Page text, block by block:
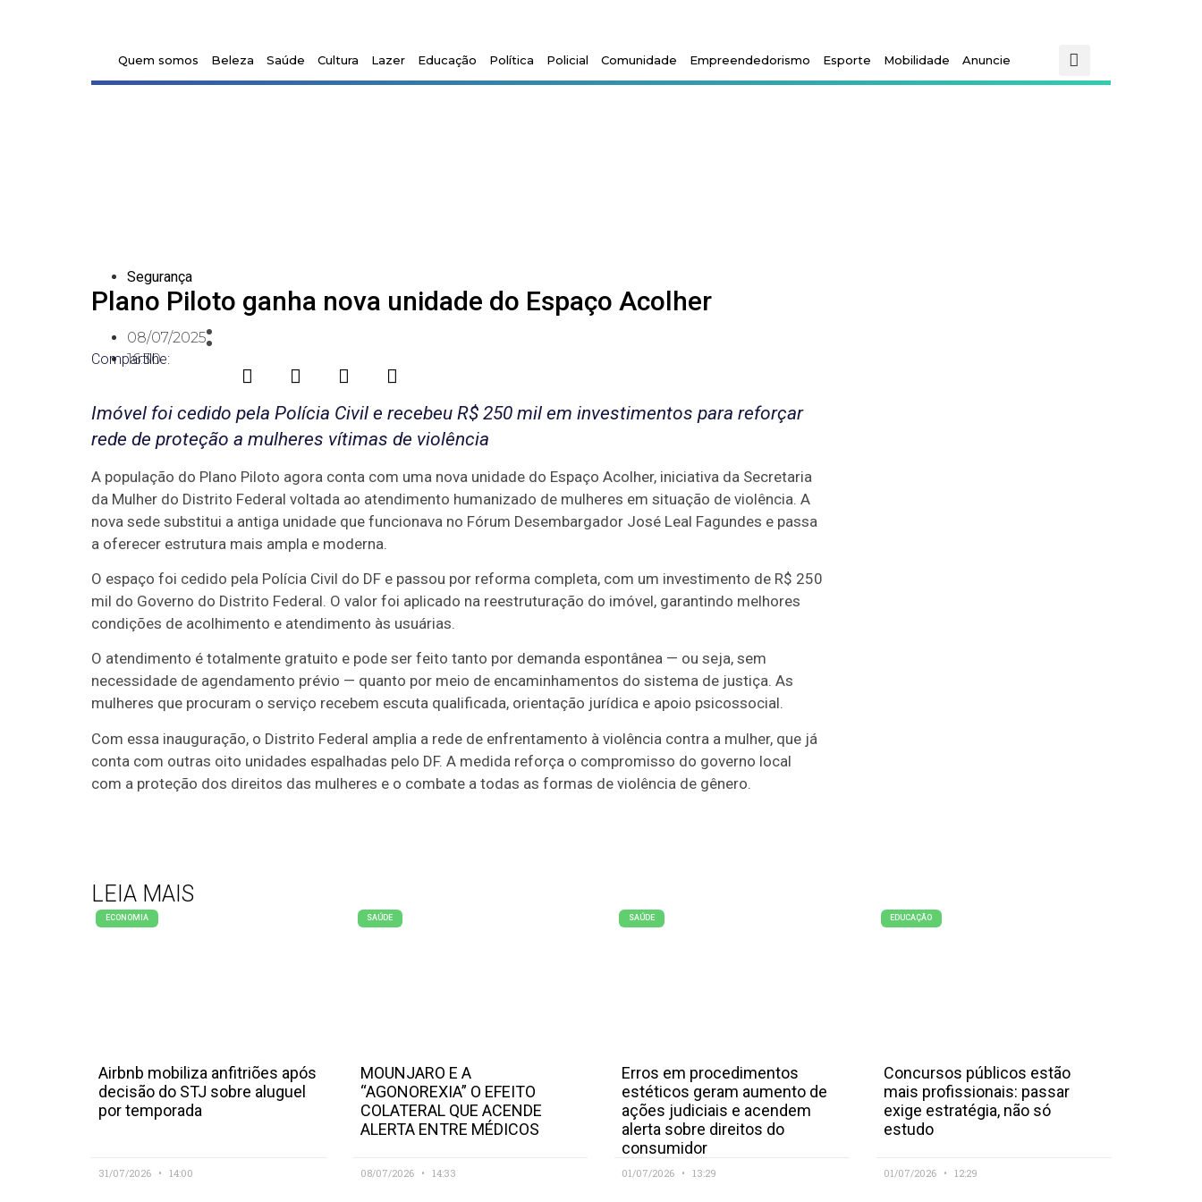
Quem somos Beleza Saúde Cultura Lazer Educação Política Policial Comunidade Empreendedorismo Esporte Mobilidade Anuncie
Segurança
Plano Piloto ganha nova unidade do Espaço Acolher
08/07/2025
16:30
Compartilhe:
Imóvel foi cedido pela Polícia Civil e recebeu R$ 250 mil em investimentos para reforçar
rede de proteção a mulheres vítimas de violência
A população do Plano Piloto agora conta com uma nova unidade do Espaço Acolher, iniciativa da Secretaria
da Mulher do Distrito Federal voltada ao atendimento humanizado de mulheres em situação de violência. A
nova sede substitui a antiga unidade que funcionava no Fórum Desembargador José Leal Fagundes e passa
a oferecer estrutura mais ampla e moderna.
O espaço foi cedido pela Polícia Civil do DF e passou por reforma completa, com um investimento de R$ 250
mil do Governo do Distrito Federal. O valor foi aplicado na reestruturação do imóvel, garantindo melhores
condições de acolhimento e atendimento às usuárias.
O atendimento é totalmente gratuito e pode ser feito tanto por demanda espontânea — ou seja, sem
necessidade de agendamento prévio — quanto por meio de encaminhamentos do sistema de justiça. As
mulheres que procuram o serviço recebem escuta qualificada, orientação jurídica e apoio psicossocial.
Com essa inauguração, o Distrito Federal amplia a rede de enfrentamento à violência contra a mulher, que já
conta com outras oito unidades espalhadas pelo DF. A medida reforça o compromisso do governo local
com a proteção dos direitos das mulheres e o combate a todas as formas de violência de gênero.
LEIA MAIS
ECONOMIA
Airbnb mobiliza anfitriões após
decisão do STJ sobre aluguel
por temporada
31/07/2026 14:00
SAÚDE
MOUNJARO E A
“AGONOREXIA” O EFEITO
COLATERAL QUE ACENDE
ALERTA ENTRE MÉDICOS
08/07/2026 14:33
SAÚDE
Erros em procedimentos
estéticos geram aumento de
ações judiciais e acendem
alerta sobre direitos do
consumidor
01/07/2026 13:29
EDUCAÇÃO
Concursos públicos estão
mais profissionais: passar
exige estratégia, não só
estudo
01/07/2026 12:29